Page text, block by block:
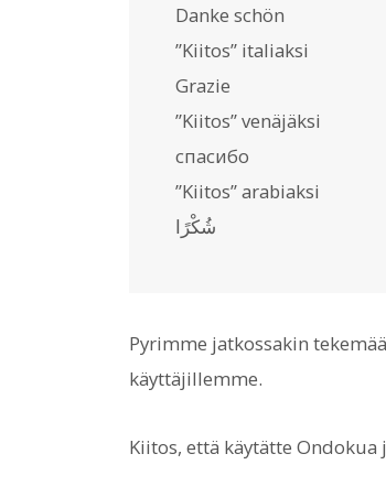
Danke schön
”Kiitos” italiaksi
Grazie
”Kiitos” venäjäksi
спасибо
”Kiitos” arabiaksi
شُكْرًا
Pyrimme jatkossakin
käyttäjillemme.
Kiitos, että käytätte Ondokua